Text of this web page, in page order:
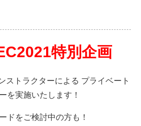
特別企画
ストラクターによる プライベート
を実施いたします！
ドをご検討中の方も！